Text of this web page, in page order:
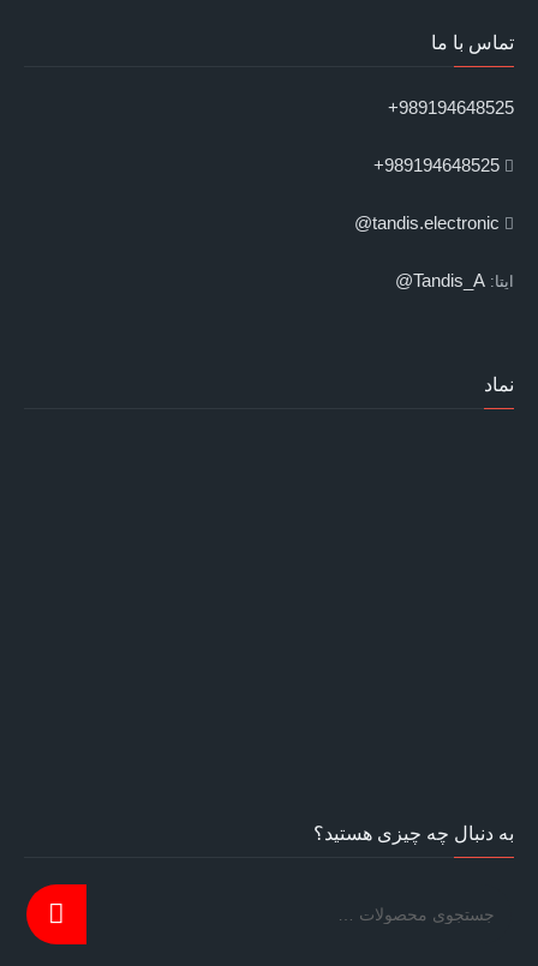
تماس با ما
989194648525+
989194648525+
tandis.electronic@
ایتا: Tandis_A@
نماد
به دنبال چه چیزی هستید؟